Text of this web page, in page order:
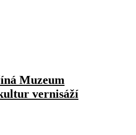
Muzeum
vernisáží